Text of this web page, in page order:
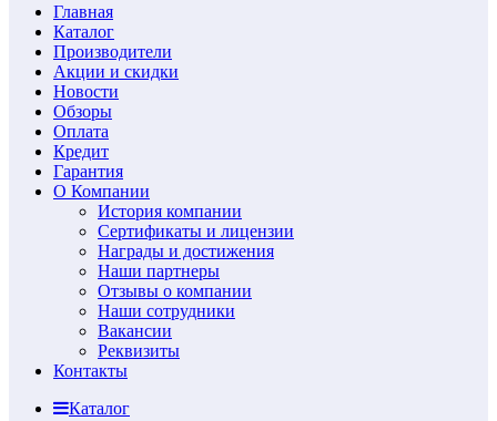
Главная
Каталог
Производители
Акции и скидки
Новости
Обзоры
Оплата
Кредит
Гарантия
О Компании
История компании
Сертификаты и лицензии
Награды и достижения
Наши партнеры
Отзывы о компании
Наши сотрудники
Вакансии
Реквизиты
Контакты
Каталог